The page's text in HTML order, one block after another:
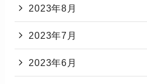
2023年8月
2023年7月
2023年6月